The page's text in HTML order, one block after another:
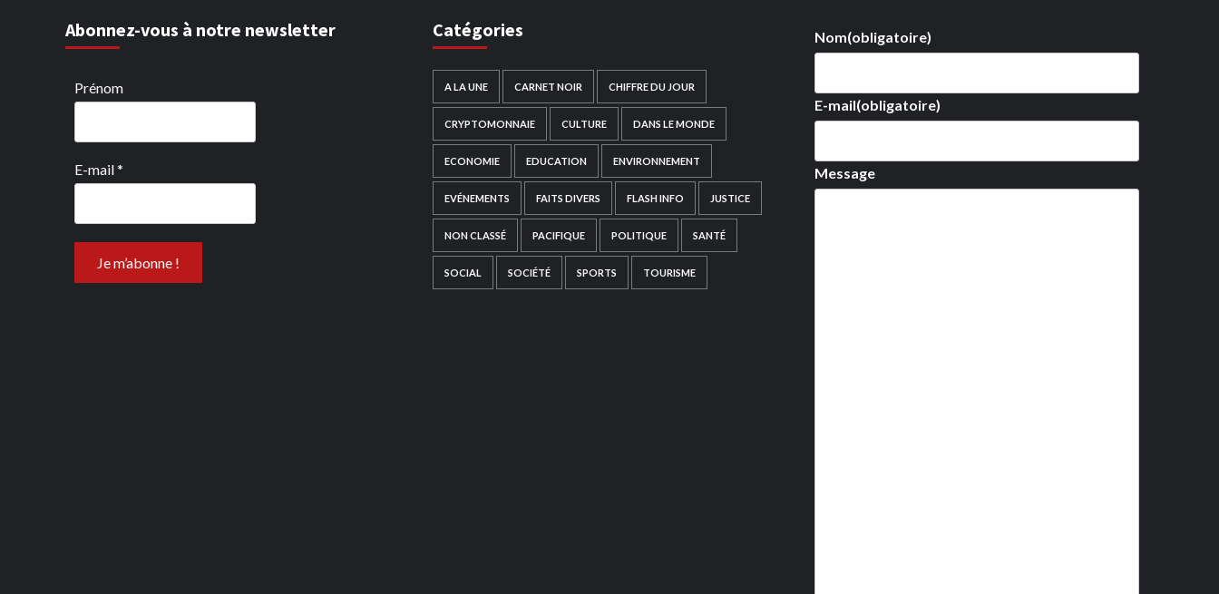
Abonnez-vous à notre newsletter
Prénom
E-mail*
Catégories
A LA UNE CARNET NOIR CHIFFRE DU JOUR
CRYPTOMONNAIE CULTURE DANS LE MONDE
ECONOMIE EDUCATION ENVIRONNEMENT
EVÉNEMENTS FAITS DIVERS FLASH INFO JUSTICE
NON CLASSÉ PACIFIQUE POLITIQUE SANTÉ
SOCIAL SOCIÉTÉ SPORTS TOURISME
Nom(obligatoire)
E-mail(obligatoire)
Message